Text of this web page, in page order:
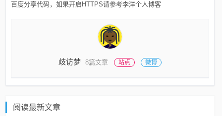
百度分享代码，如果开启HTTPS请参考李洋个人博客
歧访梦 8篇文章 站点 微博
阅读最新文章